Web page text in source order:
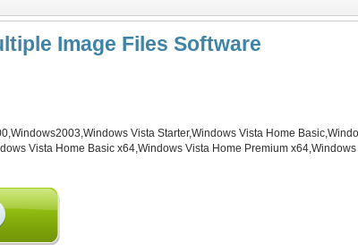
Image Files Software
Vista Starter,Windows Vista Home
Vista Home Basic x64,Windows Vista Home Premium x64,Windows